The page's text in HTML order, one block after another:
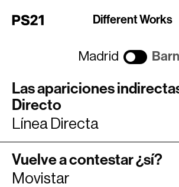
Different Works
Madrid
Las apariciones
Directo
Línea Directa
Vuelve a contestar ¿sí?
Movistar